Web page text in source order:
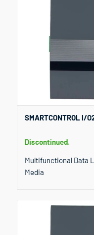
SMARTCONTROL I/
Discontinued.
Multifunctional Data
Media